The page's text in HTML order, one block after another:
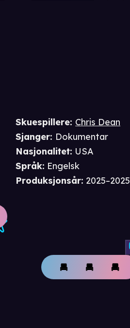
Skuespillere: Chris Dean
Sjanger: Dokumentar
Nasjonalitet: USA
Språk: Engelsk
Produksjonsår: 2025–2025